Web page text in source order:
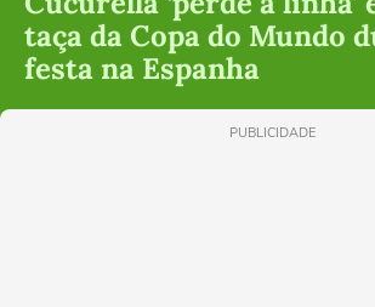
taça da Copa do Mundo
festa na Espanha
PUBLICIDADE